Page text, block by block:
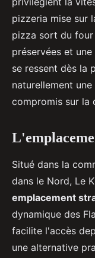
pizzeria mise sur
pizza sort du
préservées et
se ressent dès la
naturellement
compromis sur la
Situé dans la
dans le Nord, Le
emplacement
dynamique des
facilite l'accès
une alternative